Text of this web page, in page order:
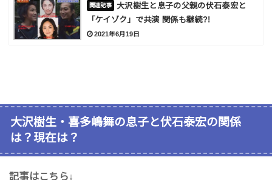
大沢樹生と息子の父親の伏石泰宏と
「ケイゾク」で共演 関係も継続?!
2021年6月19日
大沢樹生・喜多嶋舞の息子と伏石泰宏の関係
は？現在は？
記事はこちら↓